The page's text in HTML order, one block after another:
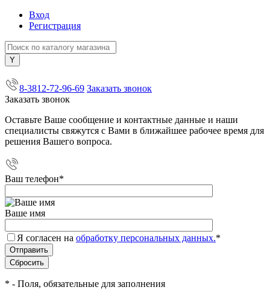
Вход
Регистрация
8-3812-72-96-69 Заказать звонок
Заказать звонок
Оставьте Ваше сообщение и контактные данные и наши
специалисты свяжутся с Вами в ближайшее рабочее время для
решения Вашего вопроса.
Ваш телефон*
Ваше имя
Я согласен на обработку персональных данных.*
* - Поля, обязательные для заполнения